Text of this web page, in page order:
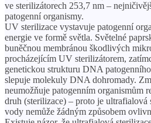
ve sterilizátorech 253,7 nm –
patogenní organismy.
UV sterilizace vystavuje patogenní
energie ve formě světla. Světelné
buněčnou membránou škodlivých
procházejícím UV sterilizátorem,
genetickou strukturu DNA
slepuje molekuly DNA dohromady.
neumožňuje patogenním organismům
druh (sterilizace) – proto je
vody nemůže žádným způsobem